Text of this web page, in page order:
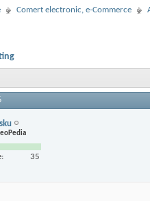
Comert electronic, e-Commerce
35